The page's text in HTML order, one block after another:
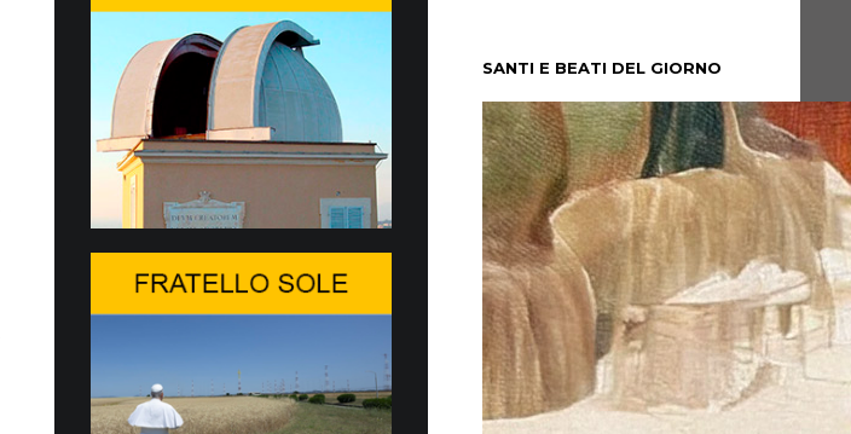
Nella cornice del Center Stage del Palexpo, mercoledì
pomeriggio, 8 luglio, si è tenuta a Ginevra, una
conversazione...
9 LUGLIO, 2026
Il Messaggio del Papa al WSIS Forum…
DIALOGO IN UNA SVOLTA EPOCALE
Papa Leone XIV assicura la presenza della Santa Sede e la
sua apertura al dialogo, soprattutto in questo momento di
8 LUGLIO, 2026
SANTI E BEATI DEL GIORNO